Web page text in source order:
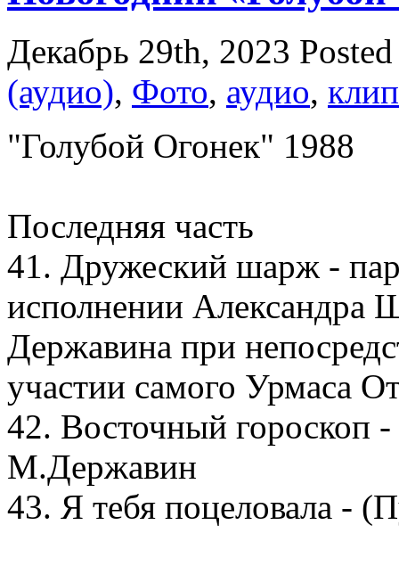
Декабрь 29th, 2023
(аудио), Фото, аудио,
"Голубой Огонек" 1988
Последняя часть
41. Дружеский шарж -
исполнении Александра
Державина при
участии самого Урмаса
42. Восточный гороскоп
М.Державин
43. Я тебя поцеловала -